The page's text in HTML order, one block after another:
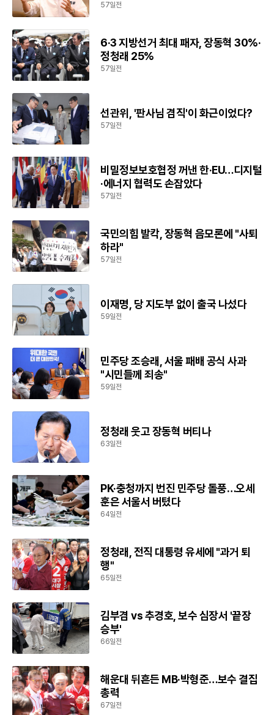
57일전
6·3 지방선거 최대 패자, 장동혁 30%·
정청래 25%
57일전
선관위, '판사님 겸직'이 화근이었다?
57일전
비밀정보보호협정 꺼낸 한·EU…디지털
·에너지 협력도 손잡았다
57일전
국민의힘 발칵, 장동혁 음모론에 "사퇴
하라"
57일전
이재명, 당 지도부 없이 출국 나섰다
59일전
민주당 조승래, 서울 패배 공식 사과
"시민들께 죄송"
59일전
정청래 웃고 장동혁 버티나
63일전
PK·충청까지 번진 민주당 돌풍…오세
훈은 서울서 버텼다
64일전
정청래, 전직 대통령 유세에 "과거 퇴
행"
65일전
김부겸 vs 추경호, 보수 심장서 '끝장
승부'
66일전
해운대 뒤흔든 MB·박형준…보수 결집
총력
67일전